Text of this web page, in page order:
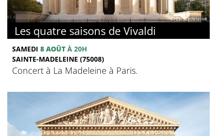
© La Madeleine
Les quatre saisons de Vivaldi
SAMEDI 8 AOÛT À 20H
SAINTE-MADELEINE (75008)
Concert à La Madeleine à Paris.